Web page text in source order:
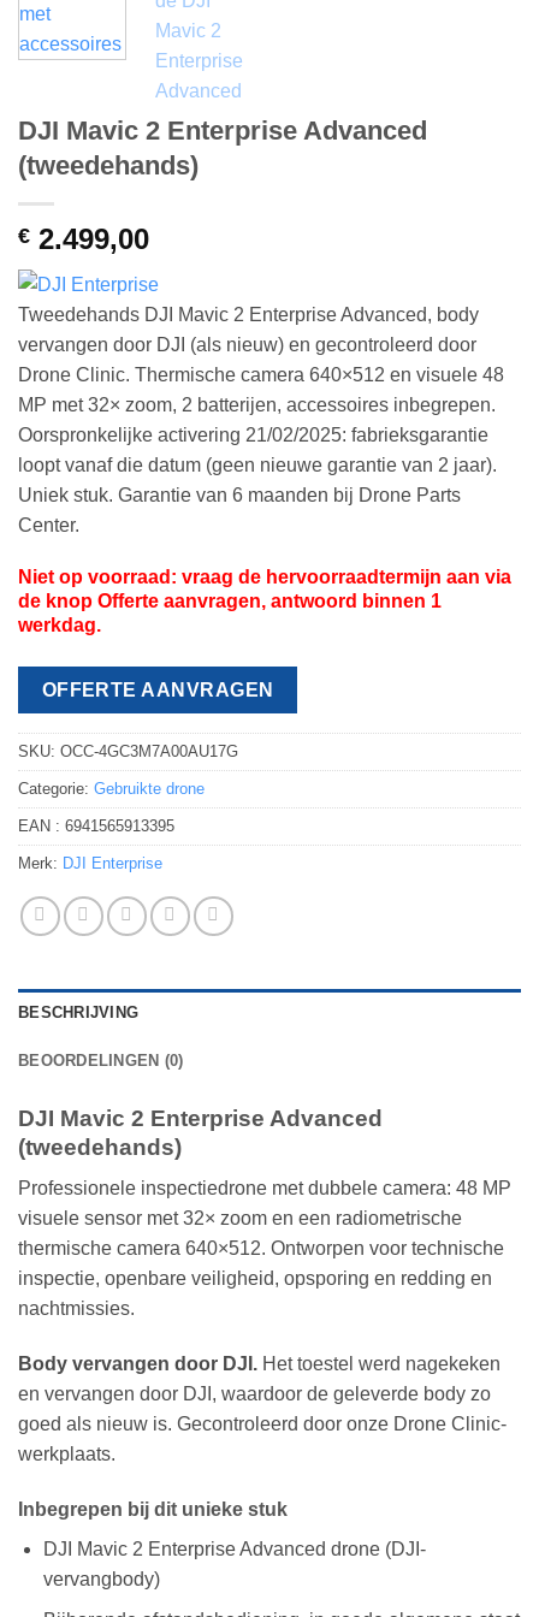
DJI Mavic 2 Enterprise Advanced
(tweedehands)
€ 2.499,00
Tweedehands DJI Mavic 2 Enterprise Advanced, body
vervangen door DJI (als nieuw) en gecontroleerd door
Drone Clinic. Thermische camera 640×512 en visuele 48
MP met 32× zoom, 2 batterijen, accessoires inbegrepen.
Oorspronkelijke activering 21/02/2025: fabrieksgarantie
loopt vanaf die datum (geen nieuwe garantie van 2 jaar).
Uniek stuk. Garantie van 6 maanden bij Drone Parts
Center.
Niet op voorraad: vraag de hervoorraadtermijn aan via
de knop Offerte aanvragen, antwoord binnen 1
werkdag.
OFFERTE AANVRAGEN
SKU: OCC-4GC3M7A00AU17G
Categorie: Gebruikte drone
EAN : 6941565913395
Merk: DJI Enterprise
BESCHRIJVING
BEOORDELINGEN (0)
DJI Mavic 2 Enterprise Advanced
(tweedehands)
Professionele inspectiedrone met dubbele camera: 48 MP
visuele sensor met 32× zoom en een radiometrische
thermische camera 640×512. Ontworpen voor technische
inspectie, openbare veiligheid, opsporing en redding en
nachtmissies.
Body vervangen door DJI. Het toestel werd nagekeken
en vervangen door DJI, waardoor de geleverde body zo
goed als nieuw is. Gecontroleerd door onze Drone Clinic-
werkplaats.
Inbegrepen bij dit unieke stuk
DJI Mavic 2 Enterprise Advanced drone (DJI-
vervangbody)